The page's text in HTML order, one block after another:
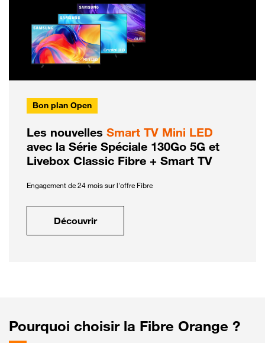
Bon plan Open
Les nouvelles Smart TV Mini LED
avec la Série Spéciale 130Go 5G et
Livebox Classic Fibre + Smart TV
Engagement de 24 mois sur l'offre Fibre
Découvrir
Pourquoi choisir la Fibre Orange ?